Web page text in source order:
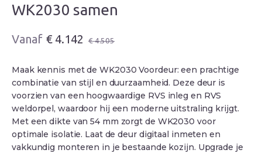
WK2030 samen
€4.505
Oorspronkelijke
was:
€ 4.505.
€4.142
Huidige
is:
€ 4.142.
Maak kennis met de WK2030 Voordeur: een prachtige
combinatie van stijl en duurzaamheid. Deze deur is
voorzien van een hoogwaardige RVS inleg en RVS
weldorpel, waardoor hij een moderne uitstraling krijgt.
Met een dikte van 54 mm zorgt de WK2030 voor
optimale isolatie. Laat de deur digitaal inmeten en
vakkundig monteren in je bestaande kozijn. Upgrade je